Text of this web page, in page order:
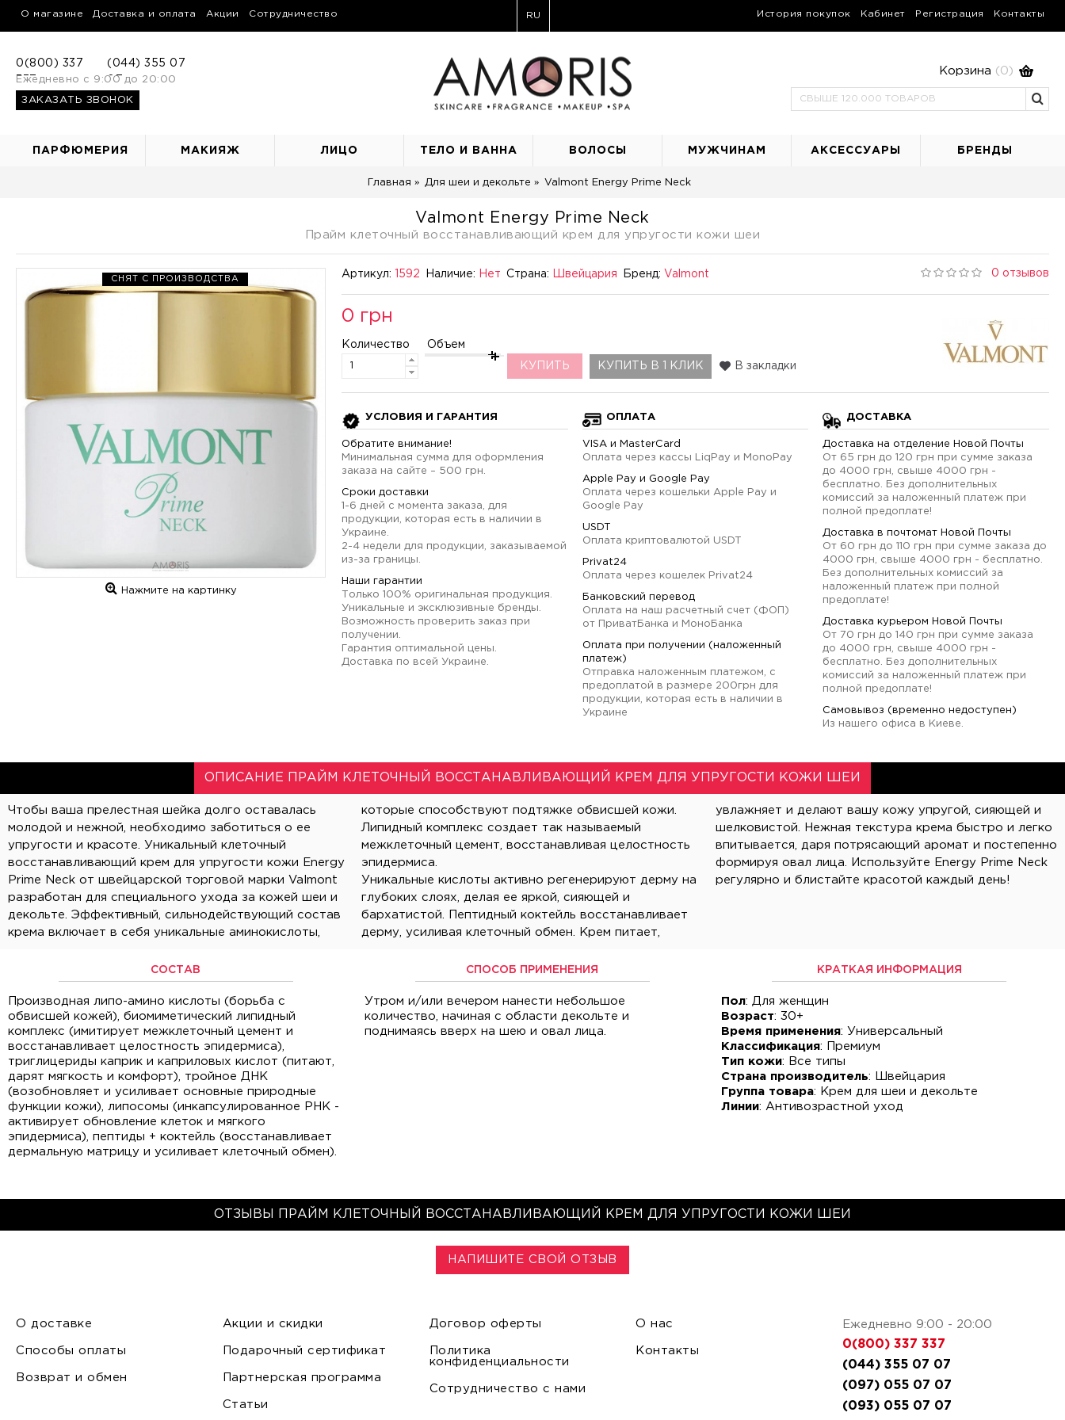
О магазине Доставка и оплата Акции Сотрудничество RU История покупок Кабинет Регистрация Контакты
0(800) 337
337
(044) 355 07
07
Ежедневно с 9:00 до 20:00
ЗАКАЗАТЬ ЗВОНОК
Корзина (0)
ПАРФЮМЕРИЯ МАКИЯЖ ЛИЦО ТЕЛО И ВАННА ВОЛОСЫ МУЖЧИНАМ АКСЕССУАРЫ БРЕНДЫ
Главная Для шеи и декольте Valmont Energy Prime Neck
Valmont Energy Prime Neck
Прайм клеточный восстанавливающий крем для упругости кожи шеи
СНЯТ С ПРОИЗВОДСТВА
Нажмите на картинку
Артикул: 1592 Наличие: Нет Страна: Швейцария Бренд: Valmont 0 отзывов
0 грн
Количество Объем
КУПИТЬ КУПИТЬ В 1 КЛИК В закладки
УСЛОВИЯ И ГАРАНТИЯ
Обратите внимание!
Минимальная сумма для оформления
заказа на сайте – 500 грн.
Сроки доставки
1-6 дней с момента заказа, для
продукции, которая есть в наличии в
Украине.
2-4 недели для продукции, заказываемой
из-за границы.
Наши гарантии
Только 100% оригинальная продукция.
Уникальные и эксклюзивные бренды.
Возможность проверить заказ при
получении.
Гарантия оптимальной цены.
Доставка по всей Украине.
ОПЛАТА
VISA и MasterCard
Оплата через кассы LiqPay и MonoPay
Apple Pay и Google Pay
Оплата через кошельки Apple Pay и
Google Pay
USDT
Оплата криптовалютой USDT
Privat24
Оплата через кошелек Privat24
Банковский перевод
Оплата на наш расчетный счет (ФОП)
от ПриватБанка и МоноБанка
Оплата при получении (наложенный
платеж)
Отправка наложенным платежом, с
предоплатой в размере 200грн для
продукции, которая есть в наличии в
Украине
ДОСТАВКА
Доставка на отделение Новой Почты
От 65 грн до 120 грн при сумме заказа
до 4000 грн, свыше 4000 грн -
бесплатно. Без дополнительных
комиссий за наложенный платеж при
полной предоплате!
Доставка в почтомат Новой Почты
От 60 грн до 110 грн при сумме заказа до
4000 грн, свыше 4000 грн - бесплатно.
Без дополнительных комиссий за
наложенный платеж при полной
предоплате!
Доставка курьером Новой Почты
От 70 грн до 140 грн при сумме заказа
до 4000 грн, свыше 4000 грн -
бесплатно. Без дополнительных
комиссий за наложенный платеж при
полной предоплате!
Самовывоз (временно недоступен)
Из нашего офиса в Киеве.
ОПИСАНИЕ ПРАЙМ КЛЕТОЧНЫЙ ВОССТАНАВЛИВАЮЩИЙ КРЕМ ДЛЯ УПРУГОСТИ КОЖИ ШЕИ
Чтобы ваша прелестная шейка долго оставалась
молодой и нежной, необходимо заботиться о ее
упругости и красоте. Уникальный клеточный
восстанавливающий крем для упругости кожи Energy
Prime Neck от швейцарской торговой марки Valmont
разработан для специального ухода за кожей шеи и
декольте. Эффективный, сильнодействующий состав
крема включает в себя уникальные аминокислоты,
которые способствуют подтяжке обвисшей кожи.
Липидный комплекс создает так называемый
межклеточный цемент, восстанавливая целостность
эпидермиса.
Уникальные кислоты активно регенерируют дерму на
глубоких слоях, делая ее яркой, сияющей и
бархатистой. Пептидный коктейль восстанавливает
дерму, усиливая клеточный обмен. Крем питает,
увлажняет и делают вашу кожу упругой, сияющей и
шелковистой. Нежная текстура крема быстро и легко
впитывается, даря потрясающий аромат и постепенно
формируя овал лица. Используйте Energy Prime Neck
регулярно и блистайте красотой каждый день!
СОСТАВ
Производная липо-амино кислоты (борьба с
обвисшей кожей), биомиметический липидный
комплекс (имитирует межклеточный цемент и
восстанавливает целостность эпидермиса),
триглицериды каприк и каприловых кислот (питают,
дарят мягкость и комфорт), тройное ДНК
(возобновляет и усиливает основные природные
функции кожи), липосомы (инкапсулированное РНК -
активирует обновление клеток и мягкого
эпидермиса), пептиды + коктейль (восстанавливает
дермальную матрицу и усиливает клеточный обмен).
СПОСОБ ПРИМЕНЕНИЯ
Утром и/или вечером нанести небольшое
количество, начиная с области декольте и
поднимаясь вверх на шею и овал лица.
КРАТКАЯ ИНФОРМАЦИЯ
Пол: Для женщин
Возраст: 30+
Время применения: Универсальный
Классификация: Премиум
Тип кожи: Все типы
Страна производитель: Швейцария
Группа товара: Крем для шеи и декольте
Линии: Антивозрастной уход
ОТЗЫВЫ ПРАЙМ КЛЕТОЧНЫЙ ВОССТАНАВЛИВАЮЩИЙ КРЕМ ДЛЯ УПРУГОСТИ КОЖИ ШЕИ
НАПИШИТЕ СВОЙ ОТЗЫВ
О доставке
Способы оплаты
Возврат и обмен
Акции и скидки
Подарочный сертификат
Партнерская программа
Статьи
Договор оферты
Политика
конфиденциальности
Сотрудничество с нами
О нас
Контакты
Ежедневно 9:00 - 20:00
0(800) 337 337
(044) 355 07 07
(097) 055 07 07
(093) 055 07 07